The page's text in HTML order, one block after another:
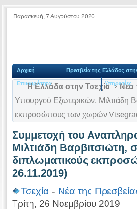
Παρασκευή, 7 Αυγούστου 2026
Αρχική Πρεσβεία της Ελλάδος
Επικαιρότητα Υπηρεσίες
Η Ελλάδα στην Τσεχία Νέα
Υπουργού Εξωτερικών, Μιλτιάδη
εκπροσώπους των χωρών
Συμμετοχή του
Μιλτιάδη Βαρβιτσιώτη,
διπλωματικούς
26.11.2019)
Τσεχία - Νέα της
Τρίτη, 26 Νοεμβρίου 2019